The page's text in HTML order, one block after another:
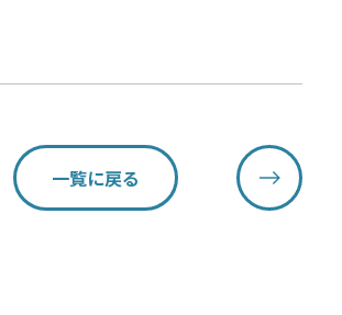
一覧に戻る